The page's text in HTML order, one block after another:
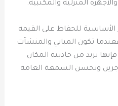
المنزلية والمكتبية.
الأساسية للحفاظ على القيمة
تكون المباني والمنشآت
تزيد من جاذبية المكان
وتحسن السمعة العامة